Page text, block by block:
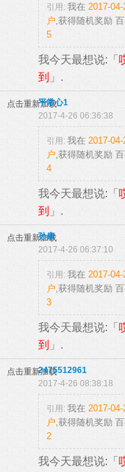
引用: 我在 2017-
户,获得随机奖励
5
我今天最想说:「
到 」.
点击重新加载
平常心1
2017-4-26 06:36:38
引用: 我在 2017-
户,获得随机奖励
4
我今天最想说:「
到 」.
点击重新加载
孙康
2017-4-26 06:37:10
引用: 我在 2017-
户,获得随机奖励
3
我今天最想说:「
到 」.
点击重新加载2475512961
2017-4-26 08:38:18
引用: 我在 2017-
户,获得随机奖励
2
我今天最想说:「